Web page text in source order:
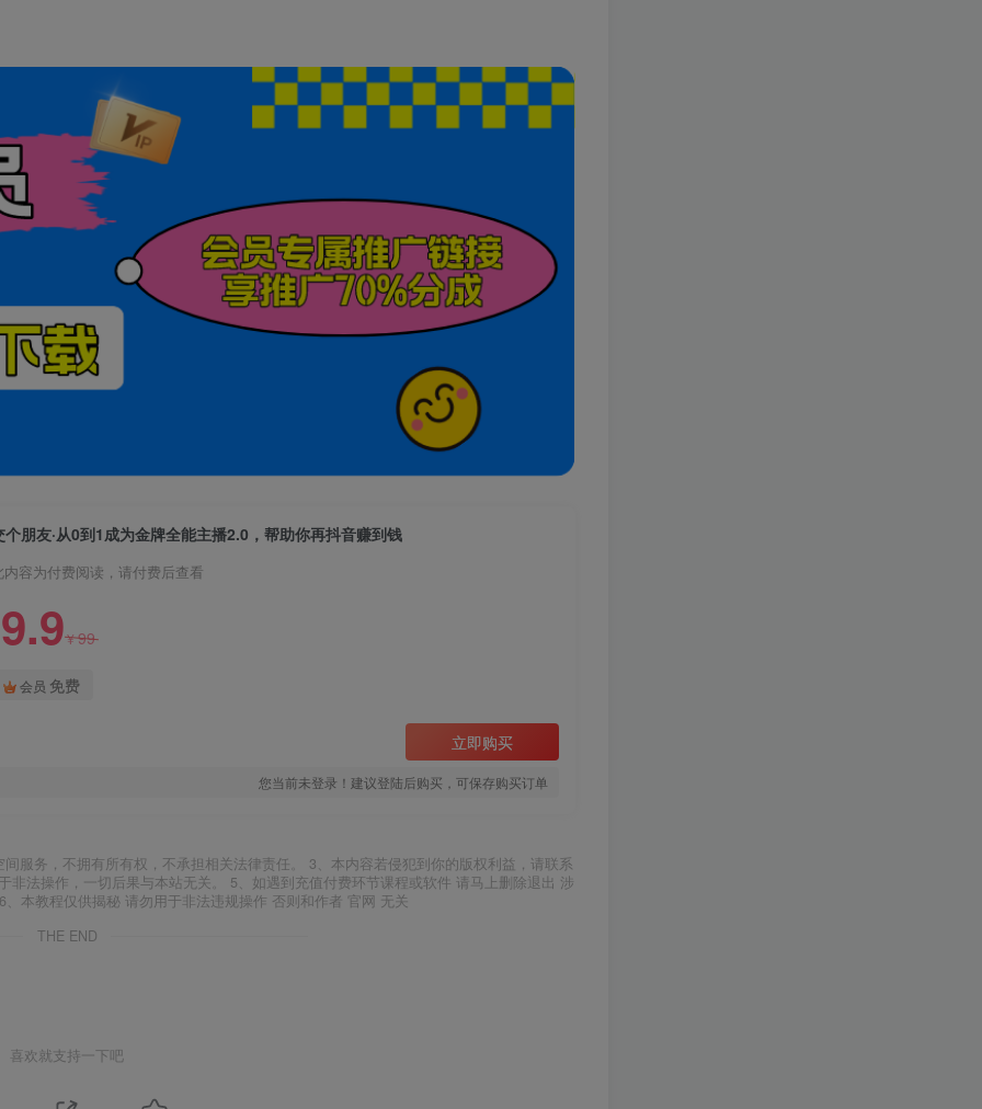
个朋友·从0到1成为金牌全能主播2.0，帮助你再抖音赚到钱
内容为付费阅读，请付费后查看
9.9¥99
会员 免费
立即购买
您当前未登录！建议登陆后购买，可保存购买订单
服务，不拥有所有权，不承担相关法律责任。 3、本内容若侵犯到你的版权利益，请联系
法操作，一切后果与本站无关。 5、如遇到充值付费环节课程或软件 请马上删除退出 涉
本教程仅供揭秘 请勿用于非法违规操作 否则和作者 官网 无关
THE END
喜欢就支持一下吧